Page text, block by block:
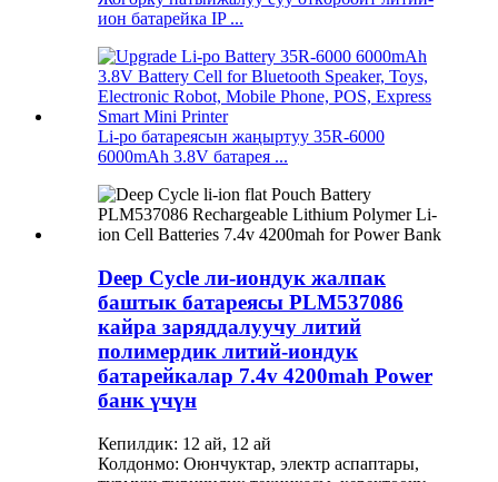
ион батарейка IP ...
Li-po батареясын жаңыртуу 35R-6000
6000mAh 3.8V батарея ...
Deep Cycle ли-иондук жалпак
баштык батареясы PLM537086
кайра заряддалуучу литий
полимердик литий-иондук
батарейкалар 7.4v 4200mah Power
банк үчүн
Кепилдик: 12 ай, 12 ай
Колдонмо: Оюнчуктар, электр аспаптары,